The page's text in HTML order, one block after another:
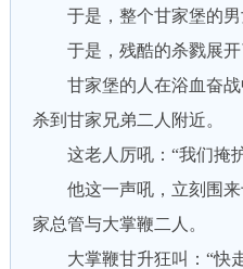
于是，整个甘家堡的男
于是，残酷的杀戮展开
甘家堡的人在浴血奋战
杀到甘家兄弟二人附近。
这老人厉吼：“我们掩
他这一声吼，立刻围来
家总管与大掌鞭二人。
大掌鞭甘升狂叫：“快